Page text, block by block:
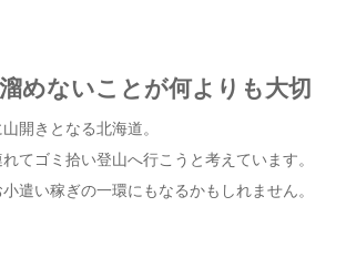
めないことが何よりも大切
開きとなる北海道。
てゴミ拾い登山へ行こうと考えています。
遣い稼ぎの一環にもなるかもしれません。